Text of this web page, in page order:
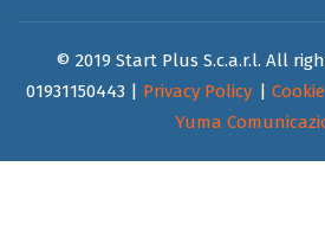
© 2019 Start Plus S.c.a.r.l. All
01931150443 | Privacy Policy |
Yuma